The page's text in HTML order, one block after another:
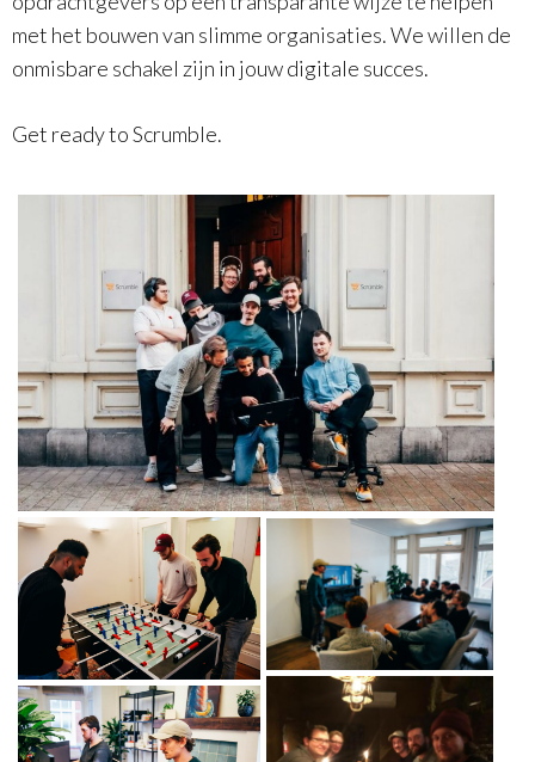
met het bouwen van slimme organisaties. We willen de
onmisbare schakel zijn in jouw digitale succes.
Get ready to Scrumble.